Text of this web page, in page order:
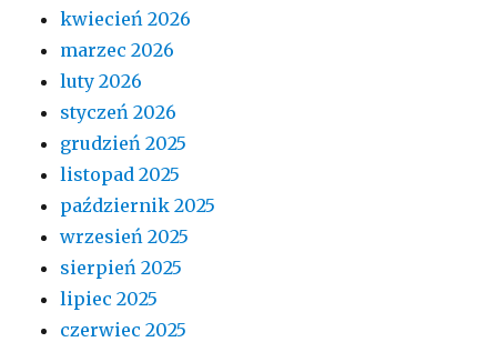
kwiecień 2026
marzec 2026
luty 2026
styczeń 2026
grudzień 2025
listopad 2025
październik 2025
wrzesień 2025
sierpień 2025
lipiec 2025
czerwiec 2025